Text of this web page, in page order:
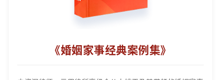
《婚姻家事经典案例集》